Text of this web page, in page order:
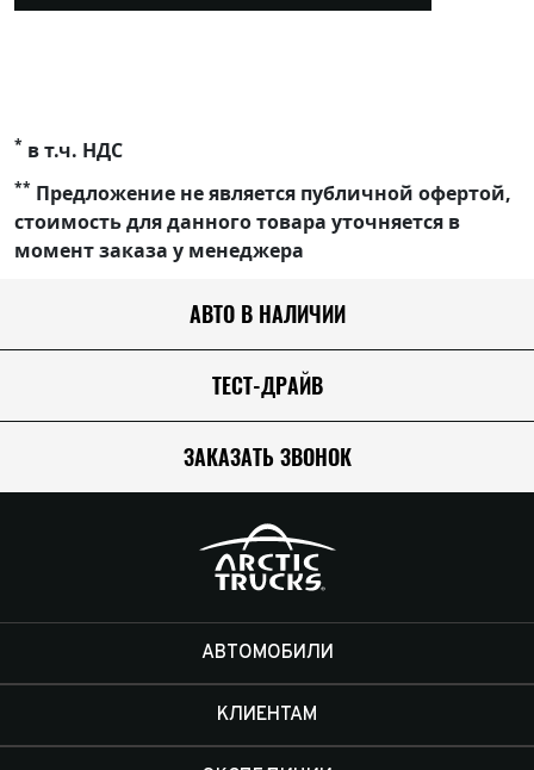
* в т.ч. НДС
** Предложение не является публичной офертой,
стоимость для данного товара уточняется в
момент заказа у менеджера
АВТО В НАЛИЧИИ
ТЕСТ-ДРАЙВ
ЗАКАЗАТЬ ЗВОНОК
АВТОМОБИЛИ
КЛИЕНТАМ